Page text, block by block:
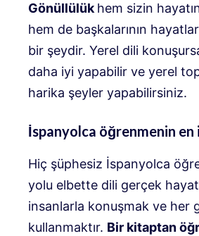
Gönüllülük hem sizin
hem de başkalarının
bir şeydir. Yerel dili
daha iyi yapabilir ve yerel
harika şeyler yapabilirsiniz.
İspanyolca öğrenmenin en
Hiç şüphesiz İspanyolca
yolu elbette dili gerçek
insanlarla konuşmak ve her
kullanmaktır. Bir kitaptan